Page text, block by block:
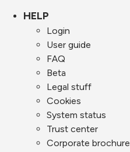
HELP
Login
User guide
FAQ
Beta
Legal stuff
Cookies
System status
Trust center
Corporate brochure